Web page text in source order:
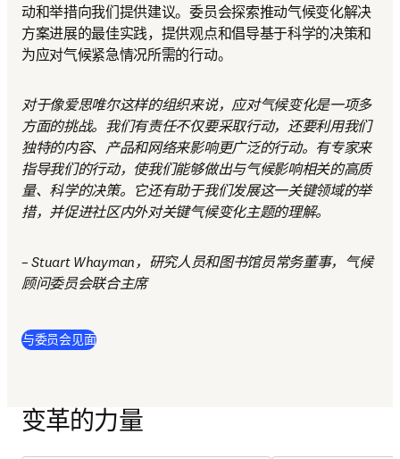
动和举措向我们提供建议。委员会探索推动气候变化解决
方案进展的最佳实践，提供观点和倡导基于科学的决策和
为应对气候紧急情况所需的行动。
对于像爱思唯尔这样的组织来说，应对气候变化是一项多
方面的挑战。我们有责任不仅要采取行动，还要利用我们
独特的内容、产品和网络来影响更广泛的行动。有专家来
指导我们的行动，使我们能够做出与气候影响相关的高质
量、科学的决策。它还有助于我们发展这一关键领域的举
措，并促进社区内外对关键气候变化主题的理解。
– Stuart Whayman，研究人员和图书馆员常务董事，气候
顾问委员会联合主席
与委员会见面
变革的力量